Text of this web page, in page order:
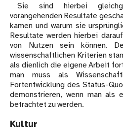
Sie sind hierbei
vorangehenden Resultate
kamen und warum sie
Resultate werden hierbei
von Nutzen sein können.
wissenschaftlichen Kriterien
als dienlich die eigene Arbeit
man muss als
Fortentwicklung des Status-
demonstrieren, wenn man als
betrachtet zu werden.
Kultur